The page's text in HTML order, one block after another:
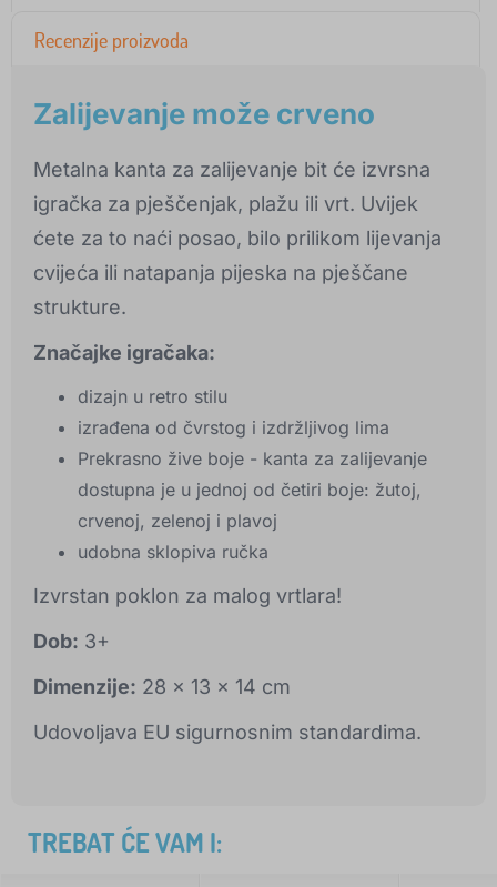
Recenzije proizvoda
Zalijevanje može crveno
Metalna kanta za zalijevanje bit će izvrsna
igračka za pješčenjak, plažu ili vrt. Uvijek
ćete za to naći posao, bilo prilikom lijevanja
cvijeća ili natapanja pijeska na pješčane
strukture.
Značajke igračaka:
dizajn u retro stilu
izrađena od čvrstog i izdržljivog lima
Prekrasno žive boje - kanta za zalijevanje
dostupna je u jednoj od četiri boje: žutoj,
crvenoj, zelenoj i plavoj
udobna sklopiva ručka
Izvrstan poklon za malog vrtlara!
Dob: 3+
Dimenzije: 28 x 13 x 14 cm
Udovoljava EU sigurnosnim standardima.
TREBAT ĆE VAM I: